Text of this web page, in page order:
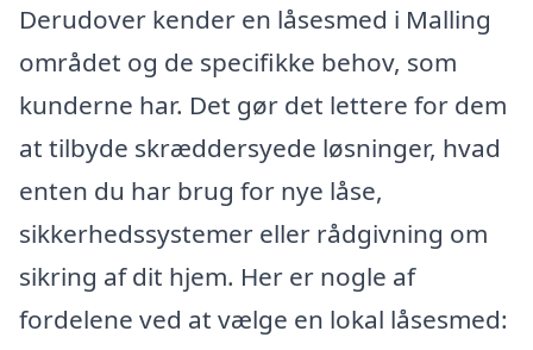
Derudover kender en låsesmed i Malling
området og de specifikke behov, som
kunderne har. Det gør det lettere for dem
at tilbyde skræddersyede løsninger, hvad
enten du har brug for nye låse,
sikkerhedssystemer eller rådgivning om
sikring af dit hjem. Her er nogle af
fordelene ved at vælge en lokal låsesmed: